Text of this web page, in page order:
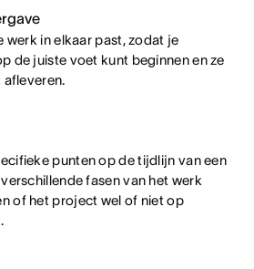
werk in elkaar past, zodat je
de juiste voet kunt beginnen en ze
punten op de tijdlijn van een
fasen van het werk
of het project wel of niet op